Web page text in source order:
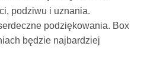
podziwu i uznania.
podziękowania. Box
będzie najbardziej